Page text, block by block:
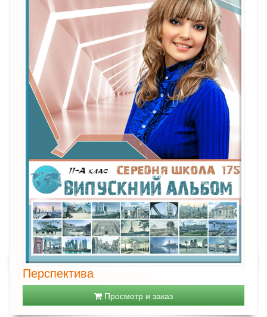
Перспектива
Просмотр и заказ